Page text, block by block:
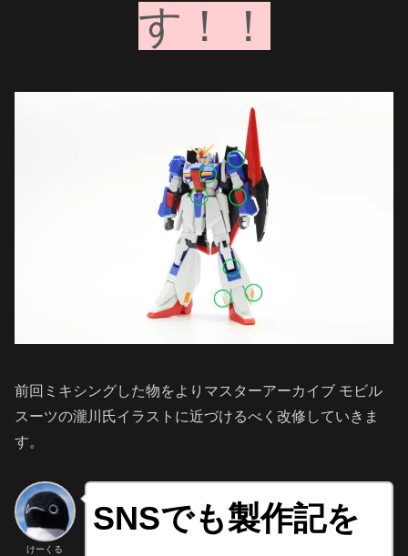
す ！！
前回ミキシングした物をよりマスターアーカイブ モビル
スーツの瀧川氏イラストに近づけるべく改修していきま
す。
けーくる
SNSでも製作記を